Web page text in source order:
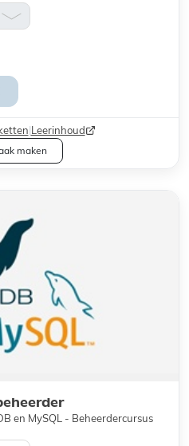
|Leerinhoud
maken
en MySQL - Beheerdercursus